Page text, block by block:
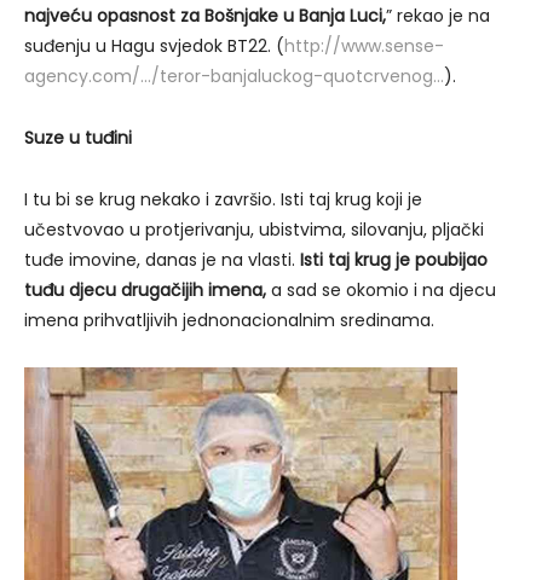
najveću opasnost za Bošnjake u Banja Luci,” rekao je na
suđenju u Hagu svjedok BT22. (http://www.sense-
agency.com/…/teror-banjaluckog-quotcrvenog…).
Suze u tuđini
I tu bi se krug nekako i završio. Isti taj krug koji je
učestvovao u protjerivanju, ubistvima, silovanju, pljački
tuđe imovine, danas je na vlasti. Isti taj krug je poubijao
tuđu djecu drugačijih imena, a sad se okomio i na djecu
imena prihvatljivih jednonacionalnim sredinama.